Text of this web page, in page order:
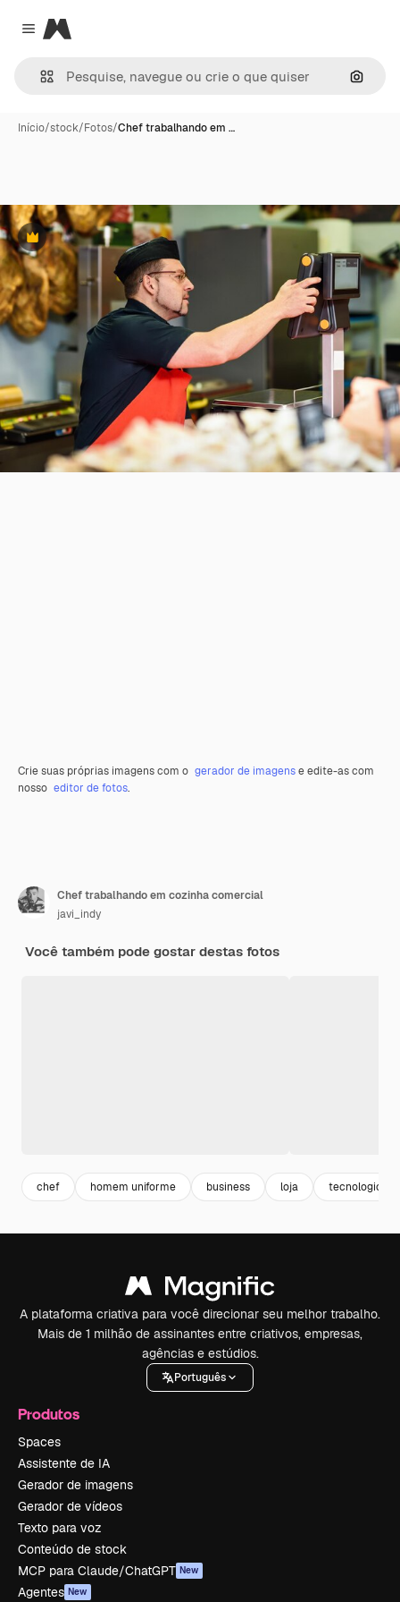
Close menu
Magnific
Início/stock/Fotos/Chef trabalhando em …
Premium
Crie suas próprias imagens com o gerador de imagense edite-as com
nosso editor de fotos.
Chef trabalhando em cozinha comercial
javi_indy
Você também pode gostar destas fotos
chef homem uniforme business loja tecnologico
A plataforma criativa para você direcionar seu melhor trabalho.
Mais de 1 milhão de assinantes entre criativos, empresas,
agências e estúdios.
Português
Produtos
Spaces
Assistente de IA
Gerador de imagens
Gerador de vídeos
Texto para voz
Conteúdo de stock
MCP para Claude/ChatGPT New
Agentes New